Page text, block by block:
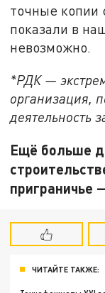
точные копии
показали в
невозможно.
*РДК —
организация,
деятельность
Ещё больше
приграничье
ЧИТАЙТЕ ТАКЖЕ: